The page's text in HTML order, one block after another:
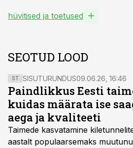
hüvitised ja toetused
SEOTUD LOOD
ST SISUTURUNDUS09.06.26, 16:46
Paindlikkus Eesti
kuidas määrata ise
aega ja kvaliteeti
Taimede kasvatamine
aastalt populaarsemaks